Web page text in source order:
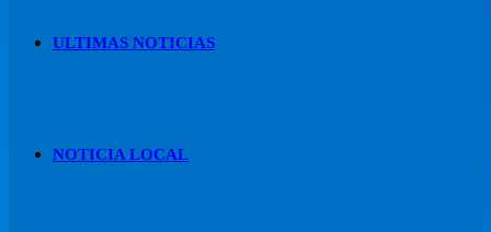
ULTIMAS NOTICIAS
NOTICIA LOCAL